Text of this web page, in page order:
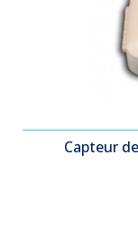
Capteur